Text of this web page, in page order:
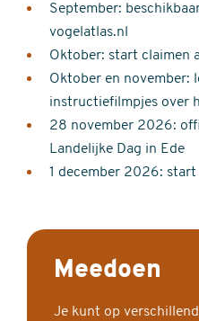
September:
vogelatlas.nl
Oktober: start claimen
Oktober en november:
instructiefilmpjes over
28 november 2026:
Landelijke Dag in Ede
1 december 2026: start
Meedoen
Je kunt op